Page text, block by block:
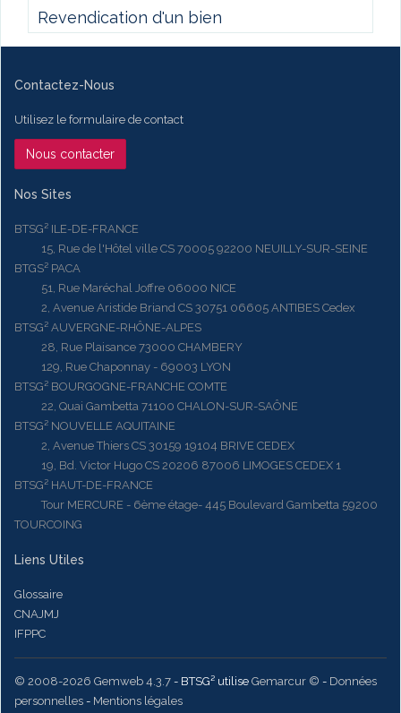
Revendication d'un bien
Contactez-Nous
Utilisez le formulaire de contact
Nous contacter
Nos Sites
BTSG² ILE-DE-FRANCE
15, Rue de l'Hôtel ville CS 70005 92200 NEUILLY-SUR-SEINE
BTGS² PACA
51, Rue Maréchal Joffre 06000 NICE
2, Avenue Aristide Briand CS 30751 06605 ANTIBES Cedex
BTSG² AUVERGNE-RHÔNE-ALPES
28, Rue Plaisance 73000 CHAMBERY
129, Rue Chaponnay - 69003 LYON
BTSG² BOURGOGNE-FRANCHE COMTE
22, Quai Gambetta 71100 CHALON-SUR-SAÔNE
BTSG² NOUVELLE AQUITAINE
2, Avenue Thiers CS 30159 19104 BRIVE CEDEX
19, Bd. Victor Hugo CS 20206 87006 LIMOGES CEDEX 1
BTSG² HAUT-DE-FRANCE
Tour MERCURE - 6ème étage- 445 Boulevard Gambetta 59200
TOURCOING
Liens Utiles
Glossaire
CNAJMJ
IFPPC
© 2008-2026 Gemweb 4.3.7 - BTSG² utilise Gemarcur © - Données
personnelles - Mentions légales